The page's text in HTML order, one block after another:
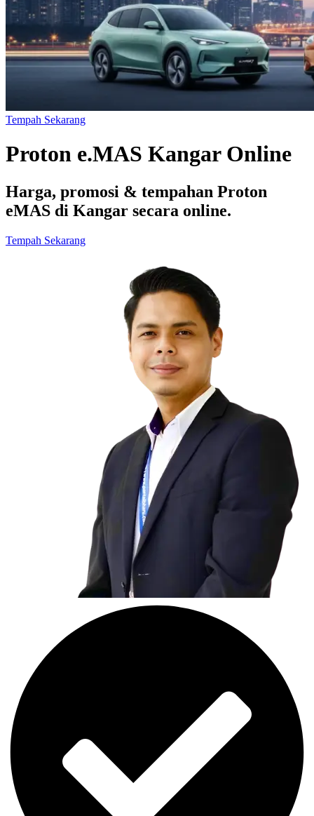
Tempah Sekarang
Proton e.MAS Kangar Online
Harga, promosi & tempahan Proton
eMAS di Kangar secara online.
Tempah Sekarang